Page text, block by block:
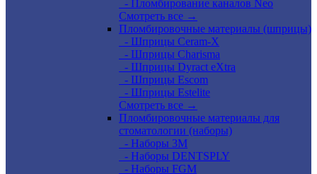
- Пломбирование каналов Neo
Смотреть все →
Пломбировочные материалы (шприцы)
- Шприцы Ceram-X
- Шприцы Charisma
- Шприцы Dyract eXtra
- Шприцы Escom
- Шприцы Estelite
Смотреть все →
Пломбировочные материалы для
стоматологии (наборы)
- Наборы 3М
- Наборы DENTSPLY
- Наборы FGM